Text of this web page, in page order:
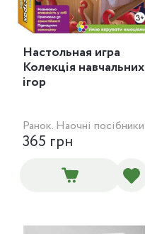
Настольная игра
Колекція навчальних
ігор
Ранок. Наочні посібники
365 грн